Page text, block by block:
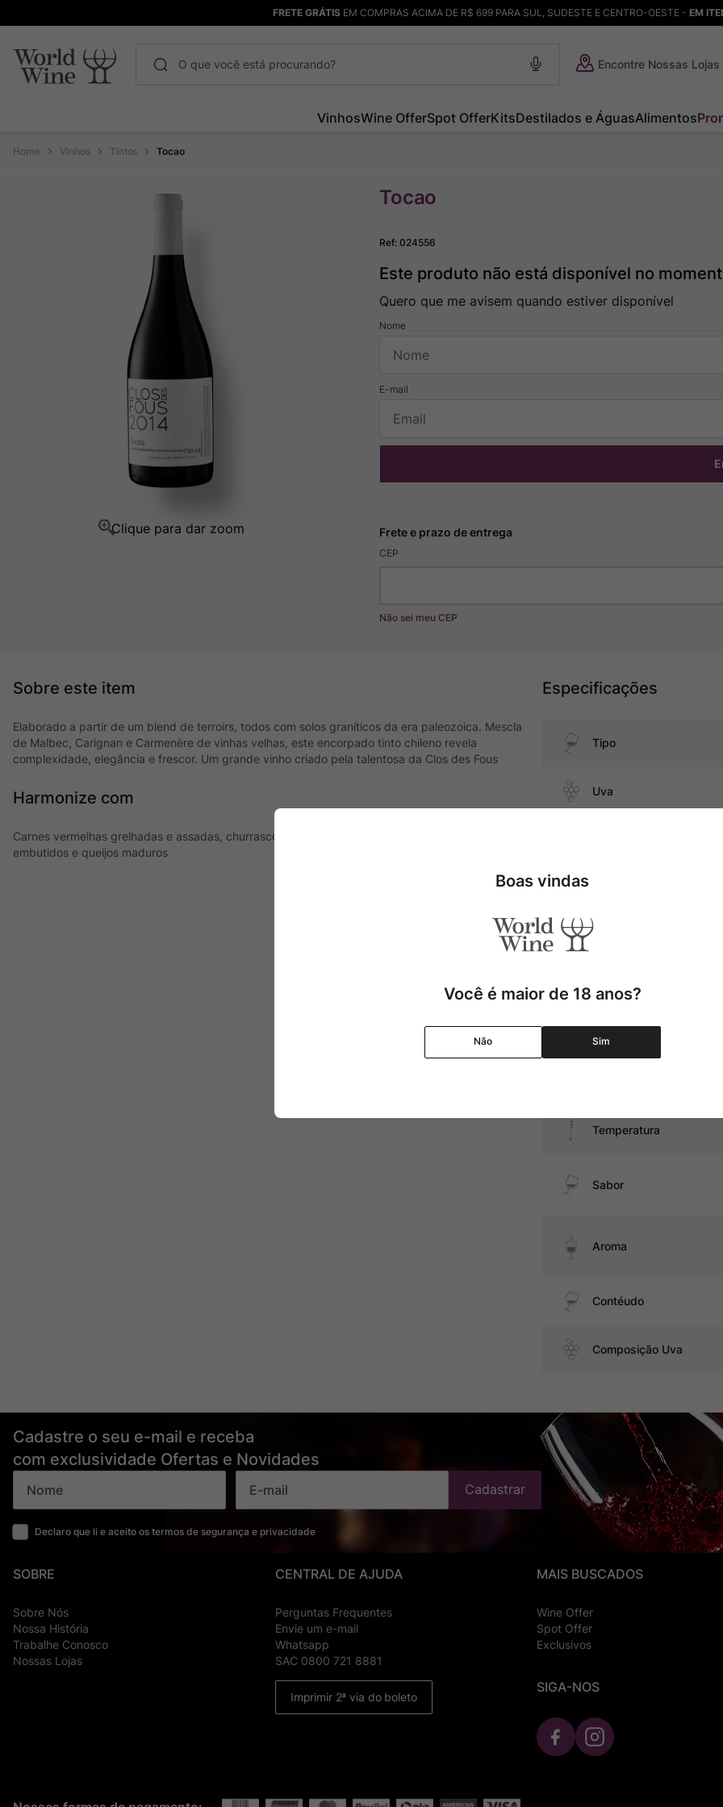
FRETE GRÁTISEM COMPRAS ACIMA DE R$ 699 PARA SUL, SUDESTE E CENTRO-OESTE - EM
Encontre Nossas Lojas
VinhosWine OfferSpot OfferKitsDestilados e ÁguasAlimentos
Vinhos Tintos Tocao
Tocao
Ref:024556
Este produto não está disponível no
Quero que me avisem quando estiver disponível
CEP
Não sei meu CEP
Elaborado a partir de um blend de terroirs, todos com solos graníticos da era paleozoica. Mescla
de Malbec, Carignan e Carmenère de vinhas velhas, este encorpado tinto chileno revela
complexidade, elegância e frescor. Um grande vinho criado pela talentosa da Clos des Fous
Harmonize com
Carnes vermelhas grelhadas e assadas, churrasco, guisados, preparações a base de cordeiro,
embutidos e queijos maduros
Especificações
Tipo
Uva
Temperatura
Sabor
Aroma
Contéudo
Composição Uva
Cadastre o seu e-mail e receba
com exclusividade Ofertas e Novidades
Declaro que li e aceito os termos de segurança e privacidade
Cadastrar
SOBRE
Sobre Nós
Nossa História
Trabalhe Conosco
Nossas Lojas
CENTRAL DE AJUDA
Perguntas Frequentes
Envie um e-mail
Whatsapp
SAC 0800 721 8881
Imprimir 2ª via do boleto
MAIS BUSCADOS
Wine Offer
Spot Offer
Exclusivos
SIGA-NOS
1º Maçanita
Bodega Garzon
Ver Sacrum
Champagne
Boas vindas
Você é maior de 18 anos?
Não Sim